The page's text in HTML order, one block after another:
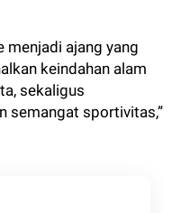
menjadi ajang yang
keindahan alam
sekaligus
semangat sportivitas,”